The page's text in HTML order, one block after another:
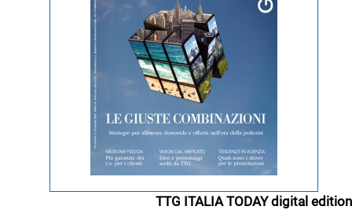
TTG ITALIA TODAY digital edition